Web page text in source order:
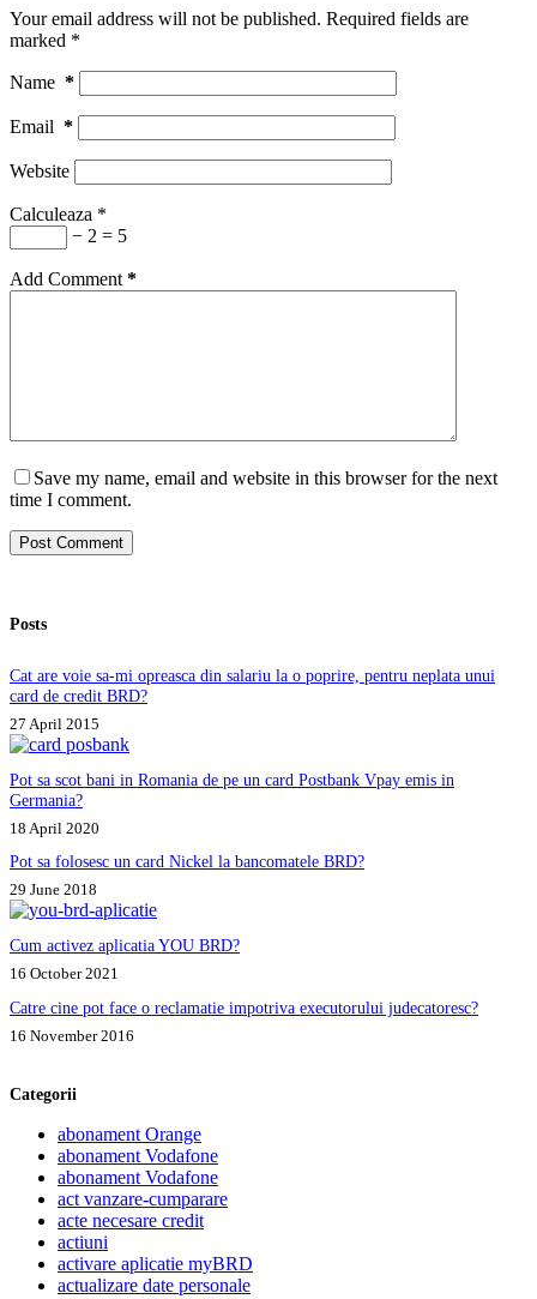
Your email address will not be published. Required fields are
marked *
Name *
Email *
Website
Calculeaza *
− 2 = 5
Add Comment *
Save my name, email and website in this browser for the next
time I comment.
Post Comment
Posts
Cat are voie sa-mi opreasca din salariu la o poprire, pentru neplata unui
card de credit BRD?
27 April 2015
Pot sa scot bani in Romania de pe un card Postbank Vpay emis in
Germania?
18 April 2020
Pot sa folosesc un card Nickel la bancomatele BRD?
29 June 2018
Cum activez aplicatia YOU BRD?
16 October 2021
Catre cine pot face o reclamatie impotriva executorului judecatoresc?
16 November 2016
Categorii
abonament Orange
abonament Vodafone
abonament Vodafone
act vanzare-cumparare
acte necesare credit
actiuni
activare aplicatie myBRD
actualizare date personale